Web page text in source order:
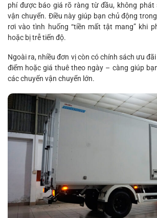
phí được báo giá rõ ràng từ đầu, không
vận chuyển. Điều này giúp bạn chủ động
rơi vào tình huống “tiền mất tật mang” khi
hoặc bị trễ tiến độ.
Ngoài ra, nhiều đơn vị còn có chính sách ưu
điểm hoặc giá thuê theo ngày – càng giúp
các chuyến vận chuyển lớn.